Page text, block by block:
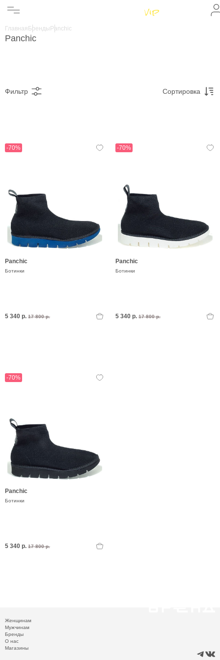
Главная Бренды Panchic
Panchic
Фильтр Сортировка
-70%
Panchic
Ботинки
5 340 р. 17 800 р.
-70%
Panchic
Ботинки
5 340 р. 17 800 р.
-70%
Panchic
Ботинки
5 340 р. 17 800 р.
Женщинам
Мужчинам
Бренды
О нас
Магазины